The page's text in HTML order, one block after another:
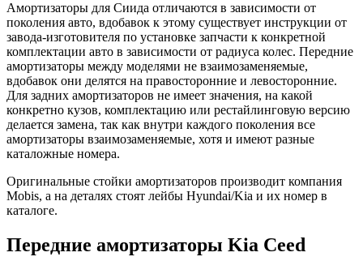
Амортизаторы для Сиида отличаются в зависимости от
поколения авто, вдобавок к этому существует инструкции от
завода-изготовителя по установке запчасти к конкретной
комплектации авто в зависимости от радиуса колес. Передние
амортизаторы между моделями не взаимозаменяемые,
вдобавок они делятся на правосторонние и левосторонние.
Для задних амортизаторов не имеет значения, на какой
конкретно кузов, комплектацию или рестайлинговую версию
делается замена, так как внутри каждого поколения все
амортизаторы взаимозаменяемые, хотя и имеют разные
каталожные номера.
Оригинальные стойки амортизаторов производит компания
Mobis, а на деталях стоят лейбы Hyundai/Kia и их номер в
каталоге.
Передние амортизаторы Kia Ceed